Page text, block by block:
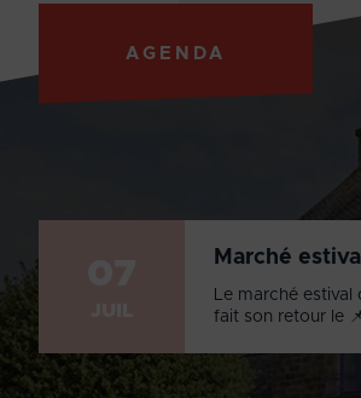
AGENDA
Marché estival
Le marché estival
fait son retour le